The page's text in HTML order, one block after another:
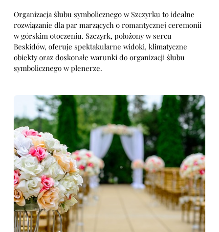
Organizacja ślubu symbolicznego w Szczyrku to idealne
rozwiązanie dla par marzących o romantycznej ceremonii
w górskim otoczeniu. Szczyrk, położony w sercu
Beskidów, oferuje spektakularne widoki, klimatyczne
obiekty oraz doskonałe warunki do organizacji ślubu
symbolicznego w plenerze.